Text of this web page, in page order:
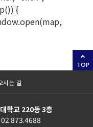
{
TOP
시는 길
학교 220동 3층